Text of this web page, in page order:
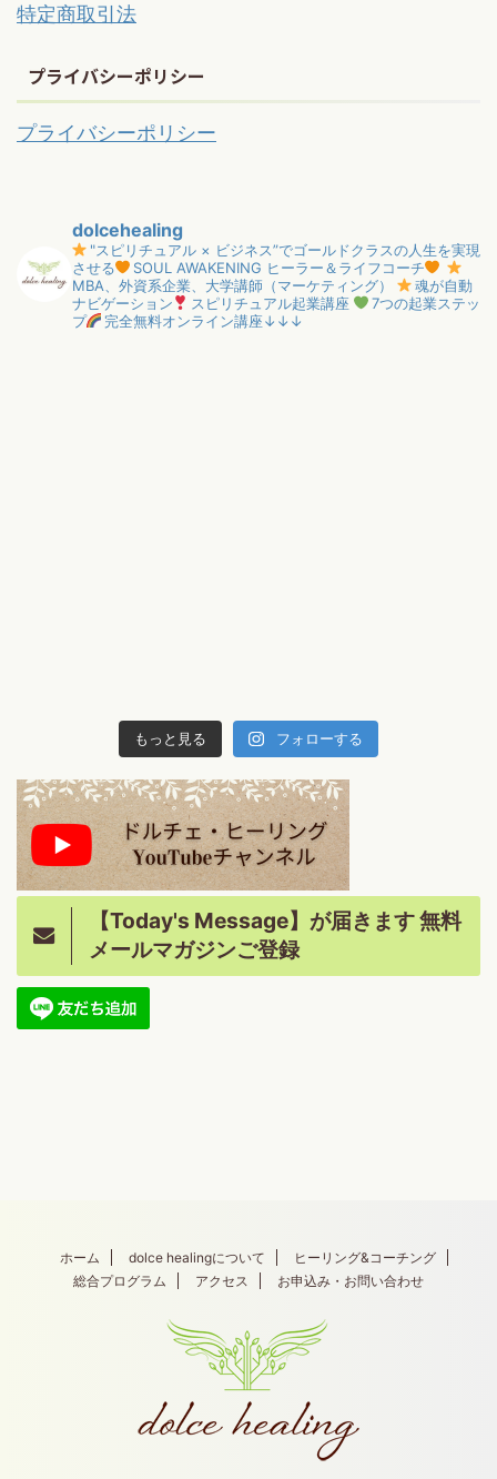
特定商取引法
プライバシーポリシー
プライバシーポリシー
dolcehealing
"スピリチュアル × ビジネス”でゴールドクラスの人生を実現
させる
SOUL AWAKENING ヒーラー＆ライフコーチ
MBA、外資系企業、大学講師（マーケティング）
魂が自動
ナビゲーション
スピリチュアル起業講座
7つの起業ステッ
プ
完全無料オンライン講座↓↓↓
もっと見る フォローする
【Today's Message】が届きます 無料
メールマガジンご登録
ホーム dolce healingについて
ヒーリング&コーチング
総合プログラム
アクセス お申込み・お問い合わせ